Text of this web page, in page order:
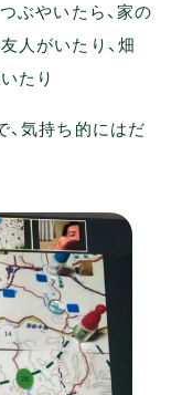
ぶやいたら、家の
人がいたり、畑
たり
、気持ち的にはだ